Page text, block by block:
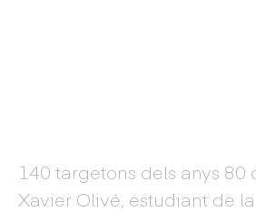
140 targetons dels anys 80
Xavier Olivé, estudiant de